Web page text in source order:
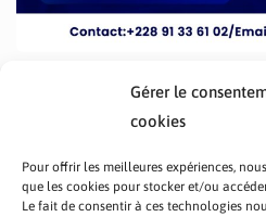
Gérer le
cookies
Pour offrir les meilleures expériences,
que les cookies pour stocker et/ou
Le fait de consentir à ces technologies